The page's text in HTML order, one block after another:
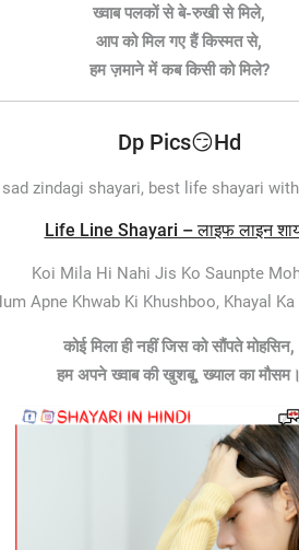
ख्वाब पलकों से बे-रुखी से मिले,
आप को मिल गए हैं किस्मत से,
हम ज़माने में कब किसी को मिले?
Dp Pics😏Hd
zindagi shayari, best life shayari
Life Line Shayari – लाइफ लाइन
Koi Mila Hi Nahi Jis Ko Saunpte
Apne Khwab Ki Khushboo, Khayal
कोई मिला ही नहीं जिस को सौंपते मोहसिन,
हम अपने ख्वाब की खुशबू, ख्याल का मौसम।